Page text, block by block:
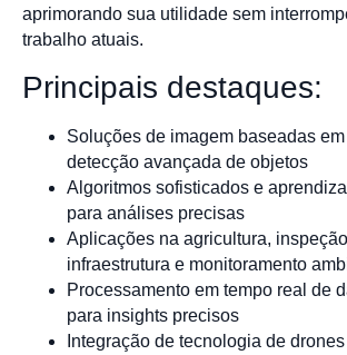
aprimorando sua utilidade sem
trabalho atuais.
Principais destaques:
Soluções de imagem baseadas
detecção avançada de objetos
Algoritmos sofisticados e
para análises precisas
Aplicações na agricultura,
infraestrutura e monitoramento
Processamento em tempo real de
para insights precisos
Integração de tecnologia de